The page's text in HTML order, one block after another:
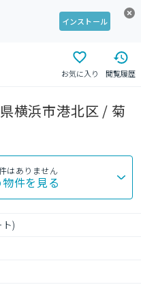
インストール
お気に入り 閲覧履歴
横浜市港北区 / 菊
はありません
件を見る
)